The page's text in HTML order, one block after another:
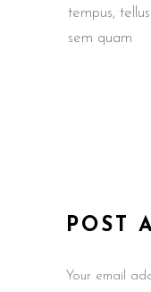
tempus,
sem quam
POST
Your email